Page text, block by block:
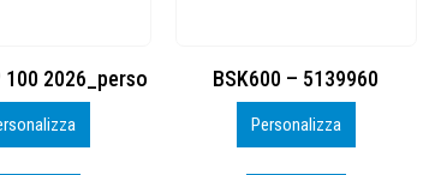
– 5139960 DTF
Personalizza